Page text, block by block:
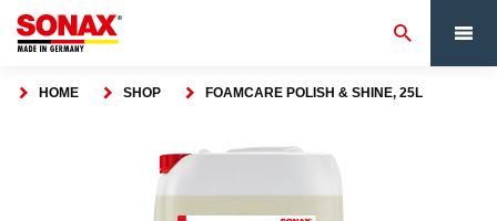
HOME SHOP FOAMCARE POLISH & SHINE, 25L